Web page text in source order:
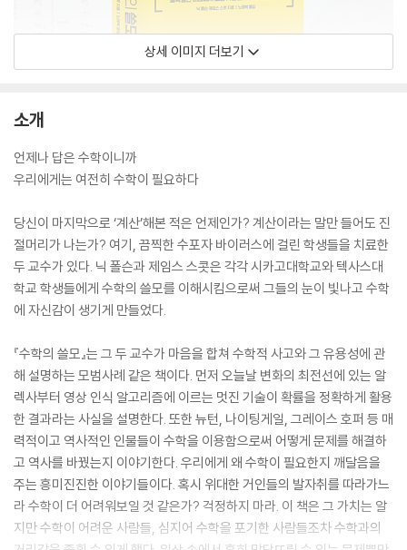
상세 이미지 더보기
소개
언제나 답은 수학이니까
우리에게는 여전히 수학이 필요하다
당신이 마지막으로 ‘계산’해본 적은 언제인가? 계산이라는 말만 들어도 진
절머리가 나는가? 여기, 끔찍한 수포자 바이러스에 걸린 학생들을 치료한
두 교수가 있다. 닉 폴슨과 제임스 스콧은 각각 시카고대학교와 텍사스대
학교 학생들에게 수학의 쓸모를 이해시킴으로써 그들의 눈이 빛나고 수학
에 자신감이 생기게 만들었다.
『수학의 쓸모』는 그 두 교수가 마음을 합쳐 수학적 사고와 그 유용성에 관
해 설명하는 모범사례 같은 책이다. 먼저 오늘날 변화의 최전선에 있는 알
렉사부터 영상 인식 알고리즘에 이르는 멋진 기술이 확률을 정확하게 활용
한 결과라는 사실을 설명한다. 또한 뉴턴, 나이팅게일, 그레이스 호퍼 등 매
력적이고 역사적인 인물들이 수학을 이용함으로써 어떻게 문제를 해결하
고 역사를 바꿨는지 이야기한다. 우리에게 왜 수학이 필요한지 깨달음을
주는 흥미진진한 이야기들이다. 혹시 위대한 거인들의 발자취를 따라가느
라 수학이 더 어려워보일 것 같은가? 걱정하지 마라. 이 책은 그 가치는 알
지만 수학이 어려운 사람들, 심지어 수학을 포기한 사람들조차 수학과의